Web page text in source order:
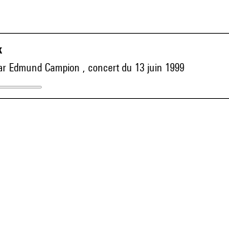
Edmund Campion , concert du 13 juin 1999